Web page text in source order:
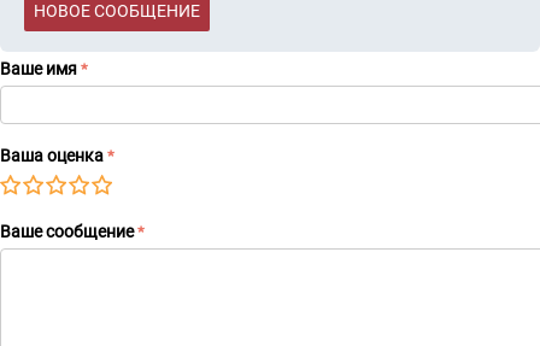
НОВОЕ СООБЩЕНИЕ
Ваше имя
Ваша оценка
Очень хорошо
Сносно
Плохо
Очень плохо
Ваше сообщение